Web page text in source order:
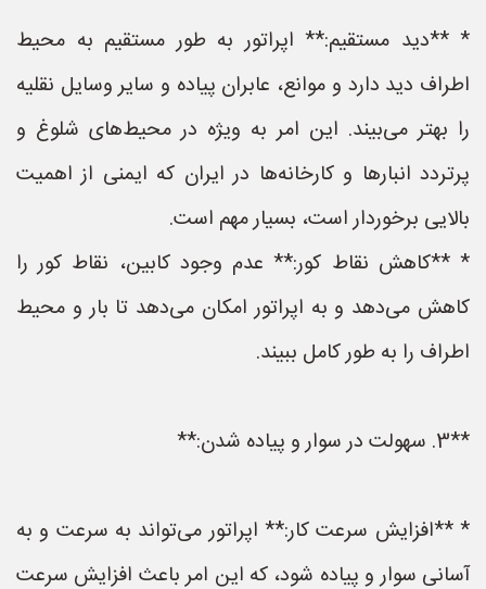
* **دید مستقیم:** اپراتور به طور مستقیم به محیط
اطراف دید دارد و موانع، عابران پیاده و سایر وسایل نقلیه
را بهتر می‌بیند. این امر به ویژه در محیط‌های شلوغ و
پرتردد انبارها و کارخانه‌ها در ایران که ایمنی از اهمیت
بالایی برخوردار است، بسیار مهم است.
* **کاهش نقاط کور:** عدم وجود کابین، نقاط کور را
کاهش می‌دهد و به اپراتور امکان می‌دهد تا بار و محیط
اطراف را به طور کامل ببیند.
**3. سهولت در سوار و پیاده شدن:**
* **افزایش سرعت کار:** اپراتور می‌تواند به سرعت و به
آسانی سوار و پیاده شود، که این امر باعث افزایش سرعت